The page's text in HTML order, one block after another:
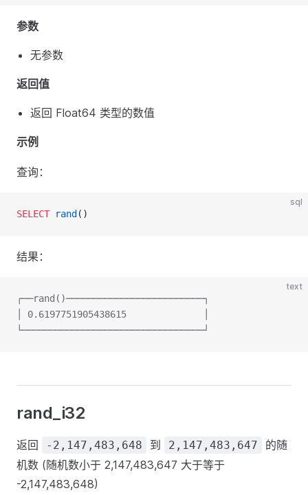
参数
无参数
返回值
返回 Float64 类型的数值
示例
查询：
sql
SELECT rand ()
结果：
text
┌──rand()─────────────────────────┐
│ 0.6197751905438615              │
└─────────────────────────────────┘
rand_i32
返回 -2,147,483,648 到 2,147,483,647
的随
机数 (随机数小于 2,147,483,647 大于等于
-2,147,483,648)